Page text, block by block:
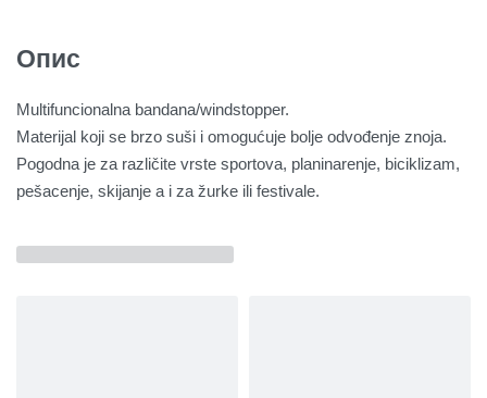
Опис
Multifuncionalna bandana/windstopper.
Materijal koji se brzo suši i omogućuje bolje odvođenje znoja.
Pogodna je za različite vrste sportova, planinarenje, biciklizam,
pešacenje, skijanje a i za žurke ili festivale.